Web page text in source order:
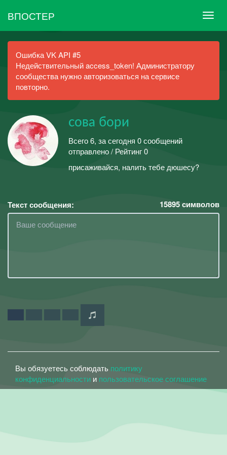
ВПОСТЕР
Ошибка VK API #5
Недействительный access_token! Администратору
сообщества нужно авторизоваться на сервисе
повторно.
сова бори
Всего 6, за сегодня 0 сообщений
отправлено / Рейтинг 0
присаживайся, налить тебе дюшесу?
Текст сообщения: 15895символов
Вы обязуетесь соблюдать политику
конфиденциальности и пользовательское соглашение